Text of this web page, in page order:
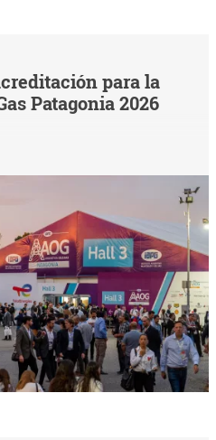
para la
Patagonia 2026